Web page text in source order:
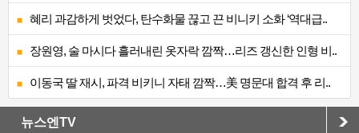
혜리 과감하게 벗었다, 탄수화물 끊고 끈 비니키 소화 ‘역대급..
장원영, 술 마시다 흘러내린 옷자락 깜짝…리즈 갱신한 인형 비..
이동국 딸 재시, 파격 비키니 자태 깜짝…美 명문대 합격 후 리..
뉴스엔TV